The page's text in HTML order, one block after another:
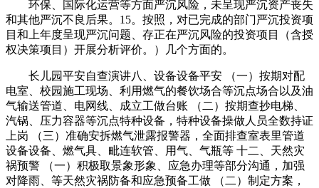
环保、国际化运营等方面严沉风险，未呈现严沉资产丧失
和其他严沉不良后果。15。按照，对已完成的部门严沉投资项
目和上年度呈现严沉问题、存正在严沉风险的投资项目（含授
权决策项目）开展分析评价。）几个方面的。
长儿园平安自查演讲八、设备设备平安 （一）按期对配
电室、校园施工现场、利用燃气的餐饮场合等沉点场合以及油
气输送管道、电网线、成立工做台账 （二）按期查抄电梯、
汽锅、压力容器等沉点特种设备，特种设备操做人员全数持证
上岗 （三）准确安拆燃气泄露报警器，全面排查室表里管道
设备设备、燃气具、毗连软管、用气、气瓶等 十二、天然灾
祸预警 （一）积极取景象形象、应急办理等部分沟通，加强
对降雨、等天然灾祸防备和应急预备工做 （二）制定方案，